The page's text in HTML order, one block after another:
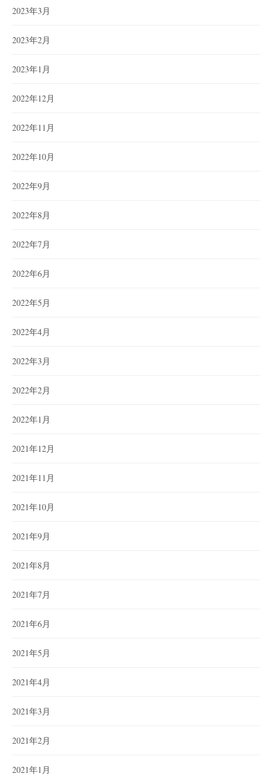
2023年3月
2023年2月
2023年1月
2022年12月
2022年11月
2022年10月
2022年9月
2022年8月
2022年7月
2022年6月
2022年5月
2022年4月
2022年3月
2022年2月
2022年1月
2021年12月
2021年11月
2021年10月
2021年9月
2021年8月
2021年7月
2021年6月
2021年5月
2021年4月
2021年3月
2021年2月
2021年1月